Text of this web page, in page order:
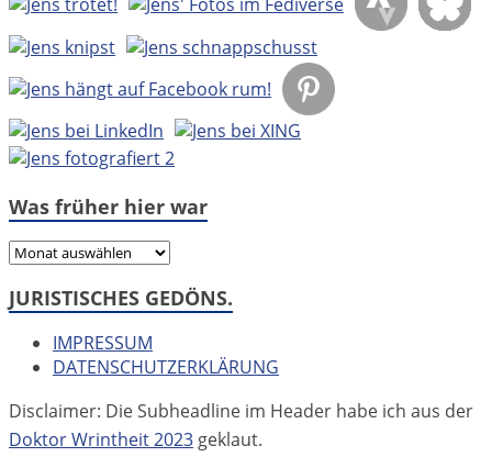
Was früher hier war
Was
hier
JURISTISCHES GEDÖNS.
IMPRESSUM
DATENSCHUTZERKLÄRUNG
Disclaimer: Die Subheadline im Header habe ich aus der
Doktor Wrintheit 2023 geklaut.